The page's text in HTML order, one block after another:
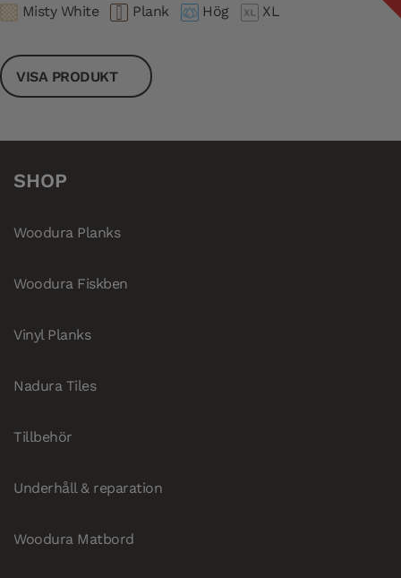
Misty White
Plank Hög XL
VISA PRODUKT
SHOP
Woodura Planks
Woodura Fiskben
Vinyl Planks
Nadura Tiles
Tillbehör
Underhåll & reparation
Woodura Matbord